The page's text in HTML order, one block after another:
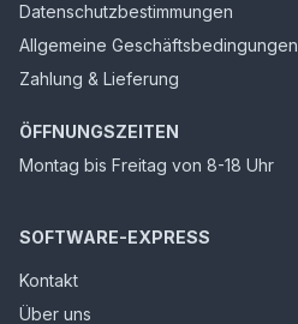
Datenschutzbestimmungen
Allgemeine Geschäftsbedingungen
Zahlung & Lieferung
ÖFFNUNGSZEITEN
Montag bis Freitag von 8-18 Uhr
SOFTWARE-EXPRESS
Kontakt
Über uns